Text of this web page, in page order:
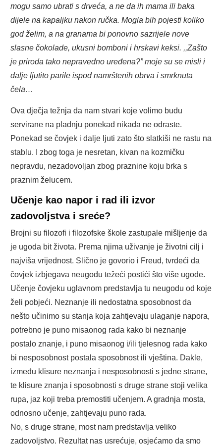
mogu samo ubrati s drveća, a ne da ih mama ili baka
dijele na kapaljku nakon ručka. Mogla bih pojesti koliko
god želim, a na granama bi ponovno sazrijele nove
slasne čokolade, ukusni bomboni i hrskavi keksi. ,,Zašto
je priroda tako nepravedno uređena?” moje su se misli i
dalje ljutito parile ispod namrštenih obrva i smrknuta
čela…
Ova dječja težnja da nam stvari koje volimo budu
servirane na pladnju ponekad nikada ne odraste.
Ponekad se čovjek i dalje ljuti zato što slatkiši ne rastu na
stablu. I zbog toga je nesretan, kivan na kozmičku
nepravdu, nezadovoljan zbog praznine koju brka s
praznim želucem.
Učenje kao napor i rad ili izvor
zadovoljstva i sreće?
Brojni su filozofi i filozofske škole zastupale mišljenje da
je ugoda bit života. Prema njima uživanje je životni cilj i
najviša vrijednost. Slično je govorio i Freud, tvrdeći da
čovjek izbjegava neugodu težeći postići što više ugode.
Učenje čovjeku uglavnom predstavlja tu neugodu od koje
želi pobjeći. Neznanje ili nedostatna sposobnost da
nešto učinimo su stanja koja zahtjevaju ulaganje napora,
potrebno je puno misaonog rada kako bi neznanje
postalo znanje, i puno misaonog i/ili tjelesnog rada kako
bi nesposobnost postala sposobnost ili vještina. Dakle,
između klisure neznanja i nesposobnosti s jedne strane,
te klisure znanja i sposobnosti s druge strane stoji velika
rupa, jaz koji treba premostiti učenjem. A gradnja mosta,
odnosno učenje, zahtjevaju puno rada.
No, s druge strane, most nam predstavlja veliko
zadovoljstvo. Rezultat nas usrećuje, osjećamo da smo